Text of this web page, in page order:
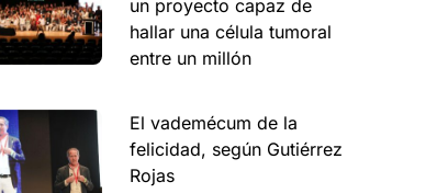
un proyecto capaz de
hallar una célula tumoral
entre un millón
El vademécum de la
felicidad, según Gutiérrez
Rojas